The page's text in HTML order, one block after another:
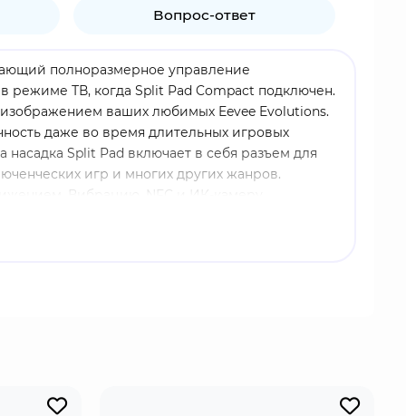
Вопрос-ответ
полноразмерное управление
режиме ТВ, когда Split Pad Compact подключен.
ваших любимых Eevee Evolutions.
даже во время длительных игровых
Split Pad включает в себя разъем для
игр и многих других жанров.
Вибрацию, NFC и ИК-камеру.
Attachment включает вход для микрофона